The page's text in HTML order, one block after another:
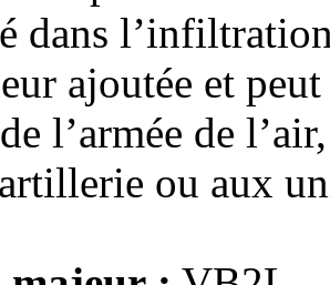
dans
ajoutée et
l’armée de
ou aux